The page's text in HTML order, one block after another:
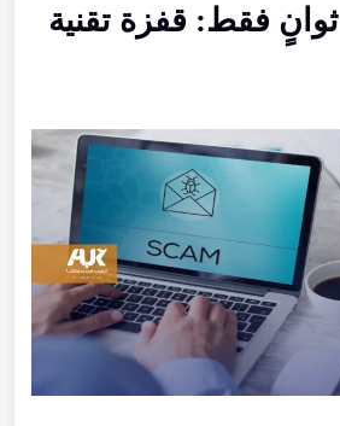
صوتك في 5 ثوانٍ فقط: قفزة تقنية